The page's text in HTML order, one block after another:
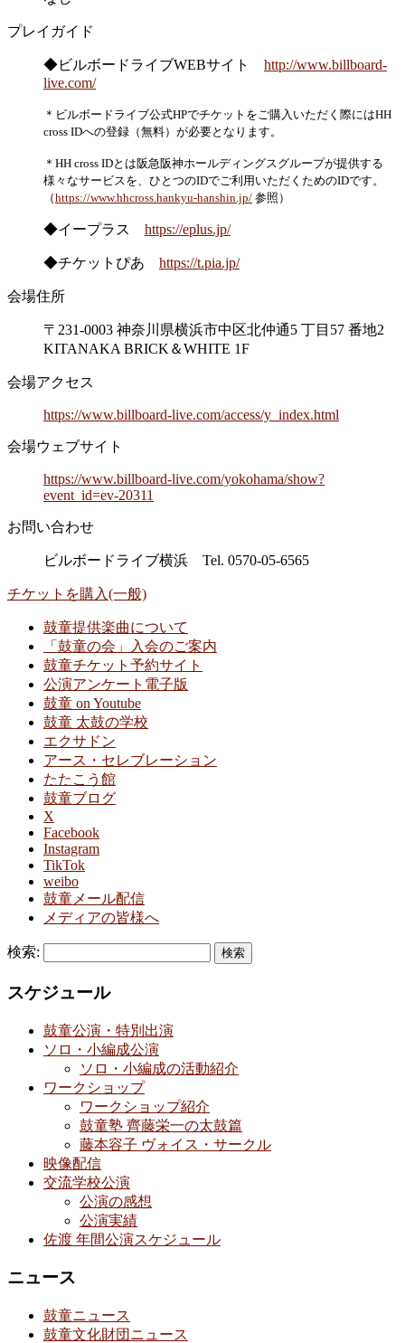
プレイガイド
◆ビルボードライブWEBサイト
http://www.billboard-
live.com/
＊ビルボードライブ公式HPでチケットをご購入いただく際にはHH
cross IDへの登録（無料）が必要となります。
＊HH cross IDとは阪急阪神ホールディングスグループが提供する
様々なサービスを、ひとつのIDでご利用いただくためのIDです。
（https://www.hhcross.hankyu-hanshin.jp/ 参照）
◆イープラス https://eplus.jp/
◆チケットぴあ https://t.pia.jp/
会場住所
〒231-0003 神奈川県横浜市中区北仲通5 丁目57 番地2
KITANAKA BRICK＆WHITE 1F
会場アクセス
https://www.billboard-live.com/access/y_index.html
会場ウェブサイト
https://www.billboard-live.com/yokohama/show?
event_id=ev-20311
お問い合わせ
ビルボードライブ横浜 Tel. 0570-05-6565
チケットを購入(一般)
鼓童提供楽曲について
「鼓童の会」入会のご案内
鼓童チケット予約サイト
公演アンケート電子版
鼓童 on Youtube
鼓童 太鼓の学校
エクサドン
アース・セレブレーション
たたこう館
鼓童ブログ
X
Facebook
Instagram
TikTok
weibo
鼓童メール配信
メディアの皆様へ
検索:
スケジュール
鼓童公演・特別出演
ソロ・小編成公演
ソロ・小編成の活動紹介
ワークショップ
ワークショップ紹介
鼓童塾 齊藤栄一の太鼓篇
藤本容子 ヴォイス・サークル
映像配信
交流学校公演
公演の感想
公演実績
佐渡 年間公演スケジュール
ニュース
鼓童ニュース
鼓童文化財団ニュース